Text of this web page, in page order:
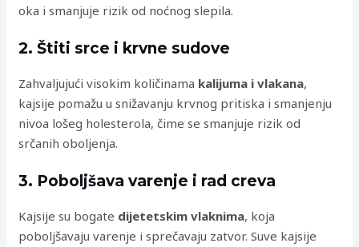
oka i smanjuje rizik od noćnog slepila.
2. Štiti srce i krvne sudove
Zahvaljujući visokim količinama kalijuma i vlakana,
kajsije pomažu u snižavanju krvnog pritiska i smanjenju
nivoa lošeg holesterola, čime se smanjuje rizik od
srčanih oboljenja.
3. Poboljšava varenje i rad creva
Kajsije su bogate dijetetskim vlaknima, koja
poboljšavaju varenje i sprečavaju zatvor. Suve kajsije